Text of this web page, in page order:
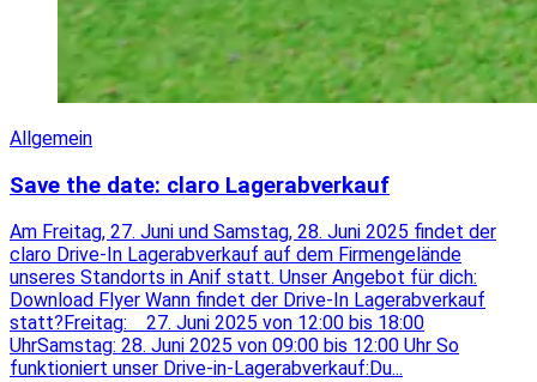
Allgemein
Save the date: claro Lagerabverkauf
Am Freitag, 27. Juni und Samstag, 28. Juni 2025 findet der
claro Drive-In Lagerabverkauf auf dem Firmengelände
unseres Standorts in Anif statt. Unser Angebot für dich:
Download Flyer Wann findet der Drive-In Lagerabverkauf
statt?Freitag: 27. Juni 2025 von 12:00 bis 18:00
UhrSamstag: 28. Juni 2025 von 09:00 bis 12:00 Uhr So
funktioniert unser Drive-in-Lagerabverkauf:Du...